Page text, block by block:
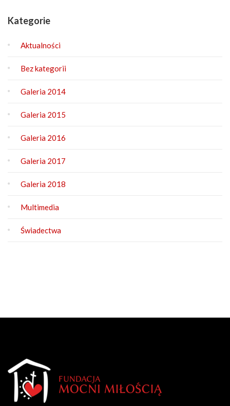
Kategorie
Aktualności
Bez kategorii
Galeria 2014
Galeria 2015
Galeria 2016
Galeria 2017
Galeria 2018
Multimedia
Świadectwa